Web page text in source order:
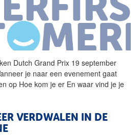
Dutch Grand Prix 19 september
je naar een evenement gaat
op Hoe kom je er En waar vind je je
VERDWALEN IN DE